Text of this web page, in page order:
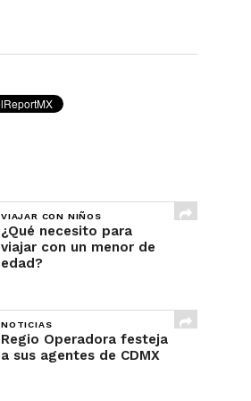
VIAJAR CON NIÑOS
¿Qué necesito para
viajar con un menor de
edad?
NOTICIAS
Regio Operadora festeja
a sus agentes de CDMX